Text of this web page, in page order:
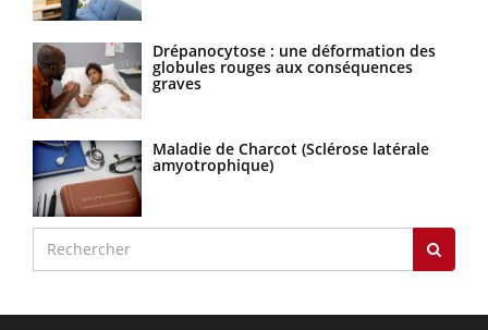
Drépanocytose : une déformation des
globules rouges aux conséquences
graves
Maladie de Charcot (Sclérose latérale
amyotrophique)